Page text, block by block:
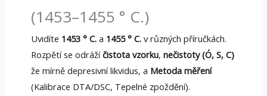
(1453–1455 ° C.)
Uvidíte 1453 ° C.a 1455 ° C.v různých příručkách.
Rozpětí se odrážíčistota vzorku, nečistoty (Ó, S, C)
že mírně depresivní likvidus, a Metoda měření
(Kalibrace DTA/DSC, Tepelné zpoždění).